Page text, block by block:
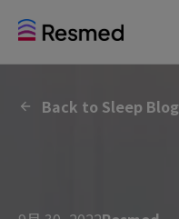
Back to Sleep Blog